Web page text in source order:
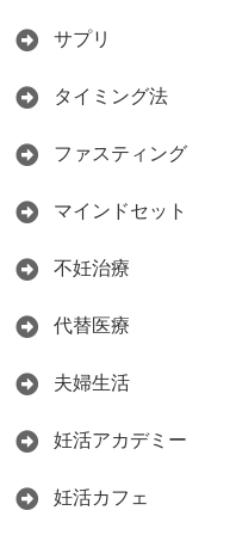
サプリ
タイミング法
ファスティング
マインドセット
不妊治療
代替医療
夫婦生活
妊活アカデミー
妊活カフェ